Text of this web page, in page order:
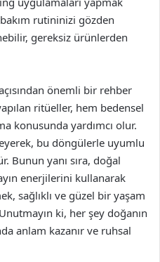
rutininizi gözden
gereksiz ürünlerden
önemli bir rehber
ritüeller, hem bedensel
konusunda yardımcı olur.
bu döngülerle uyumlu
Bunun yanı sıra, doğal
enerjilerini kullanarak
sağlıklı ve güzel bir yaşam
ki, her şey doğanın
anlam kazanır ve ruhsal